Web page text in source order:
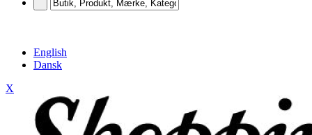
English
Dansk
X